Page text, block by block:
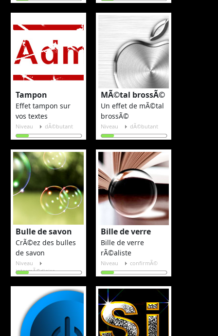
Niveau dÃ©butant
Tampon
Effet tampon sur
vos textes
Niveau dÃ©butant
MÃ©tal brossÃ©
Un effet de mÃ©tal
brossÃ©
Niveau
intermÃ©diaire
Bulle de savon
CrÃ©ez des bulles
de savon
Niveau confirmÃ©
Bille de verre
Bille de verre
rÃ©aliste